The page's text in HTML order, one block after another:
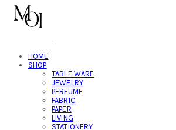
HOME
SHOP
TABLE WARE
JEWELRY
PERFUME
FABRIC
PAPER
LIVING
STATIONERY